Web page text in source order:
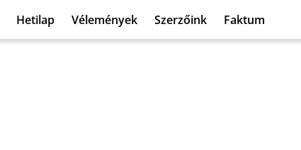
Hetilap Vélemények Szerzőink Faktum